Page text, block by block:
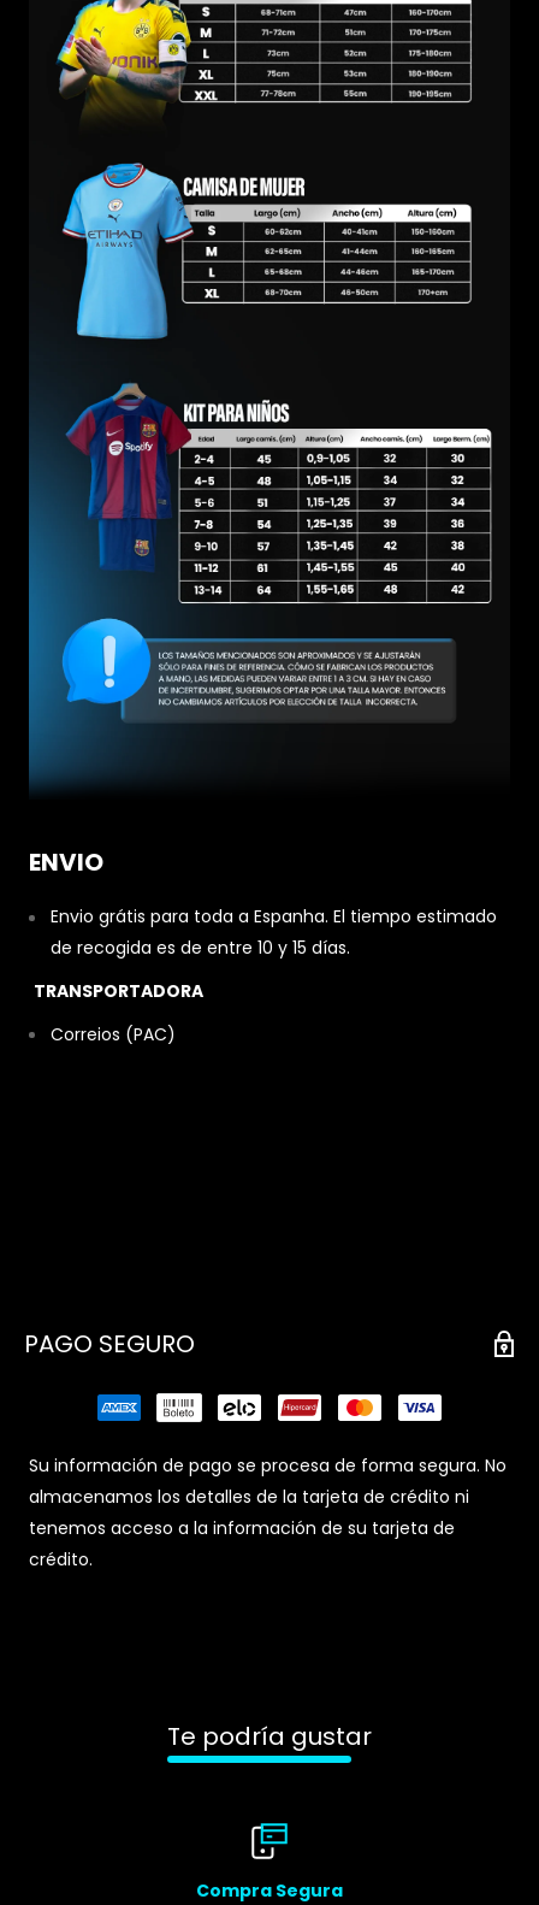
ENVIO
Envio grátis para toda a Espanha. El tiempo estimado
de recogida es de entre 10 y 15 días.
TRANSPORTADORA
Correios (PAC)
PAGO SEGURO
Su información de pago se procesa de forma segura. No
almacenamos los detalles de la tarjeta de crédito ni
tenemos acceso a la información de su tarjeta de
crédito.
Te podría gustar
Compra Segura